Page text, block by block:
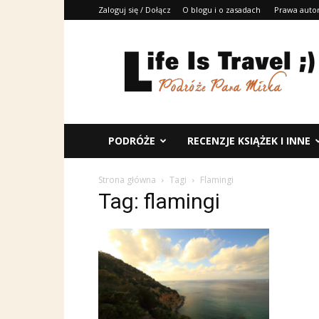
Zaloguj się / Dołącz O blogu i o zasadach Prawa
Travel
;)
PODRÓŻE RECENZJE KSIĄŻEK I INNE
Strona główna Tagi Flamingi
Tag: flamingi